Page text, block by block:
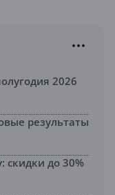
2026
результаты
скидки до 30%